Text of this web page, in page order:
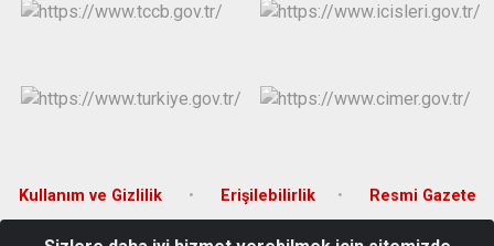
Kullanım ve Gizlilik Erişilebilirlik Resmi Gazete